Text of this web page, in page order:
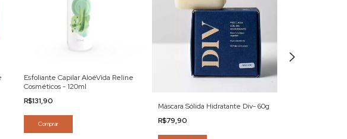
Esfoliante Capilar AloéVida Reline
Cosméticos - 120ml
R$131,90
Comprar
Máscara Sólida Hidratante Div- 60g
R$79,90